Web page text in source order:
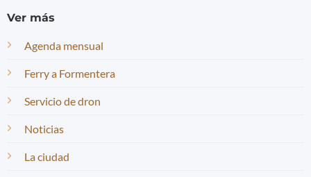
Ver más
Agenda mensual
Ferry a Formentera
Servicio de dron
Noticias
La ciudad